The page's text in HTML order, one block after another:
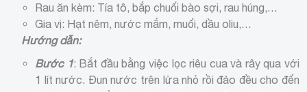
Rau ăn kèm: Tía tô, bắp chuối bào sợi, rau húng,…
Gia vị: Hạt nêm, nước mắm, muối, dầu oliu,…
Hướng dẫn:
Bước 1: Bắt đầu bằng việc lọc riêu cua và rây qua với
1 lít nước. Đun nước trên lửa nhỏ rồi đảo đều cho đến